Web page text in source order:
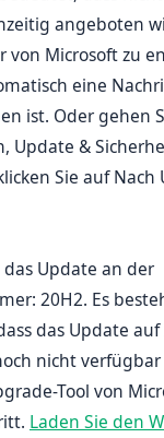
angeboten
von Microsoft zu
eine
ist. Oder gehen
Update &
Sie auf Nach
Update an der
20H2. Es
das Update
nicht
Tool von
Laden Sie den